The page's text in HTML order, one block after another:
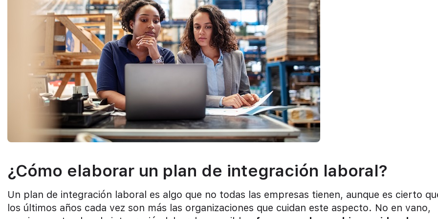
¿Cómo elaborar un plan de integración laboral?
Un plan de integración laboral es algo que no todas las empresas tienen, aunque es cierto
los últimos años cada vez son más las organizaciones que cuidan este aspecto. No en vano,